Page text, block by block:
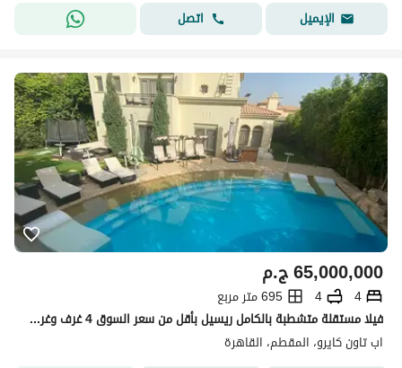
الإيميل
اتصل
ج.م65,000,000
4
4
695 متر مربع
فيلا مستقلة متشطبة بالكامل ريسيل بأقل من سعر السوق 4 غرف وغرفة مربية في Uptown Cairo المقطم للبيع
اب تاون كايرو، المقطم، القاهرة